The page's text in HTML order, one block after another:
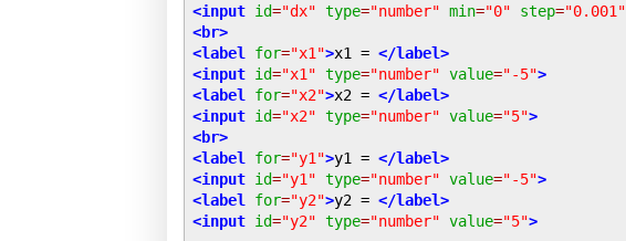
<input id="dx" type="number" min="0" step="0.001"
<br>
<label for="x1">x1 = </label>
<input id="x1" type="number" value="-5">
<label for="x2">x2 = </label>
<input id="x2" type="number" value="5">
<br>
<label for="y1">y1 = </label>
<input id="y1" type="number" value="-5">
<label for="y2">y2 = </label>
<input id="y2" type="number" value="5">